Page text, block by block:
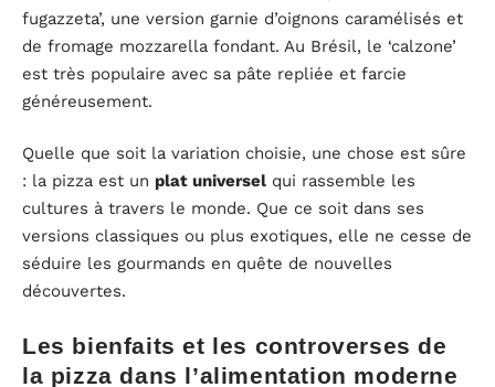
fugazzeta’, une version garnie d’oignons caramélisés et
de fromage mozzarella fondant. Au Brésil, le ‘calzone’
est très populaire avec sa pâte repliée et farcie
généreusement.
Quelle que soit la variation choisie, une chose est sûre
: la pizza est un plat universel qui rassemble les
cultures à travers le monde. Que ce soit dans ses
versions classiques ou plus exotiques, elle ne cesse de
séduire les gourmands en quête de nouvelles
découvertes.
Les bienfaits et les controverses de
la pizza dans l’alimentation moderne